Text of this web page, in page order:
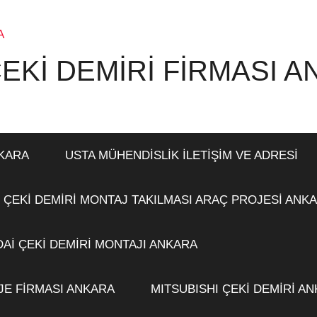
DEMİRİ FİRMASI
USTA MÜHENDİSLİK İLETİŞİM VE ADRESİ
DEMİRİ MONTAJ TAKILMASI ARAÇ PROJESİ
ÇEKİ DEMİRİ MONTAJI ANKARA
FİRMASI ANKARA MITSUBISHI ÇEKİ DEMİRİ